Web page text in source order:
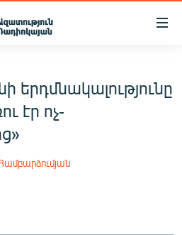
երդմնակալությունը
էր ոչ-